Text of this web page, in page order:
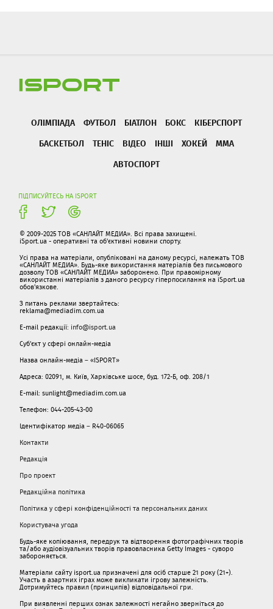
ОЛІМПІАДА ФУТБОЛ БІАТЛОН БОКС
КІБЕРСПОРТ
БАСКЕТБОЛ
ТЕНІС ВІДЕО ІНШІ ХОКЕЙ
ММА
АВТОСПОРТ
ПІДПИСУЙТЕСЬ НА ISPORT
© 2009-2025 ТОВ «САНЛАЙТ МЕДИА». Всі права захищені.
iSport.ua - оперативні та об'єктивні новини спорту.
Усі права на матеріали, опубліковані на даному ресурсі, належать ТОВ
«САНЛАЙТ МЕДИА». Будь-яке використання матеріалів без письмового
дозволу ТОВ «САНЛАЙТ МЕДИА» заборонено. При правомірному
використанні матеріалів з даного ресурсу гіперпосилання на iSport.ua
обов'язкове.
З питань реклами звертайтесь:
reklama@mediadim.com.ua
E-mail редакції: info@isport.ua
Суб'єкт у сфері онлайн-медіа
Назва онлайн-медіа – «ISPORT»
Адреса: 02091, м. Київ, Харківське шосе, буд. 172-Б, оф. 208/1
E-mail: sunlight@mediadim.com.ua
Телефон: 044-205-43-00
Ідентифікатор медіа – R40-06065
Контакти
Редакція
Про проект
Редакційна політика
Політика у сфері конфіденційності та персональних даних
Користувача угода
Будь-яке копіювання, передрук та відтворення фотографічних творів
та/або аудіовізуальних творів правовласника Getty Images - суворо
забороняється.
Матеріали сайту isport.ua призначені для осіб старше 21 року (21+).
Участь в азартних іграх може викликати ігрову залежність.
Дотримуйтесь правил (принципів) відповідальної гри.
При виявленні перших ознак залежності негайно зверніться до